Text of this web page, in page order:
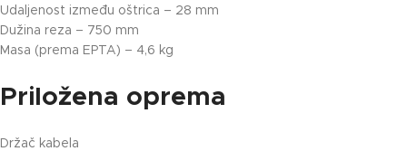
Udaljenost između oštrica – 28 mm
Dužina reza – 750 mm
Masa (prema EPTA) – 4,6 kg
Priložena oprema
Držač kabela